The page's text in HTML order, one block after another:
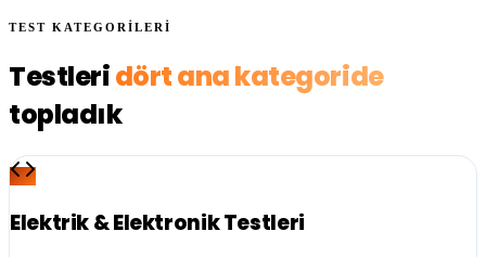
TEST KATEGORİLERİ
Testleridört ana kategoride
topladık
Elektrik & Elektronik Testleri